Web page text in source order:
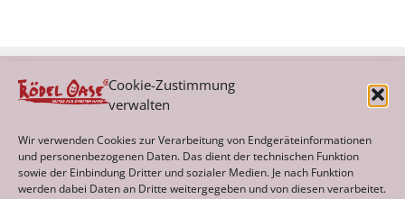
Cookie-Zustimmung
verwalten
Wir verwenden Cookies zur Verarbeitung von Endgeräteinformationen
und personenbezogenen Daten. Das dient der technischen Funktion
sowie der Einbindung Dritter und sozialer Medien. Je nach Funktion
werden dabei Daten an Dritte weitergegeben und von diesen verarbeitet.